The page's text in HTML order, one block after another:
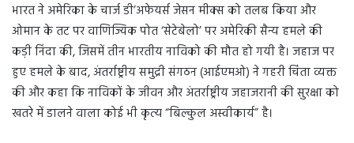
भारत ने अमेरिका के चार्ज डी’अफेयर्स जेसन मीक्स को तलब किया और
ओमान के तट पर वाणिज्यिक पोत ‘सेटेबेलो’ पर अमेरिकी सैन्य हमले की
कड़ी निंदा की, जिसमें तीन भारतीय नाविको की मौत हो गयी है। जहाज पर
हुए हमले के बाद, अंतर्राष्ट्रीय समुद्री संगठन (आईएमओ) ने गहरी चिंता व्यक्त
की और कहा कि नाविकों के जीवन और अंतर्राष्ट्रीय जहाजरानी की सुरक्षा को
खतरे में डालने वाला कोई भी कृत्य “बिल्कुल अस्वीकार्य” है।